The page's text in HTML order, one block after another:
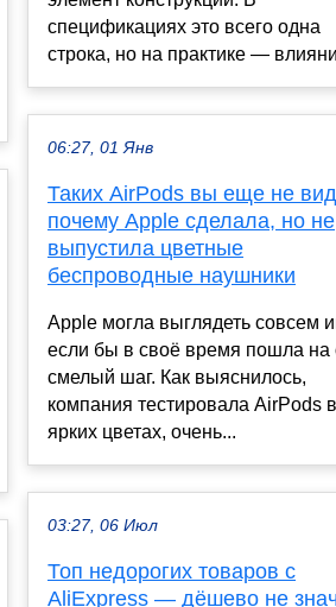
спецификациях это всего одна
строка, но на практике —
06:27, 01 Янв
Таких AirPods вы еще не
почему Apple сделала, но не
выпустила цветные
беспроводные наушники
Apple могла выглядеть совсем
если бы в своё время пошла на
смелый шаг. Как выяснилось,
компания тестировала AirPods в
ярких цветах, очень...
03:27, 06 Июл
Топ недорогих товаров с
AliExpress — дёшево не